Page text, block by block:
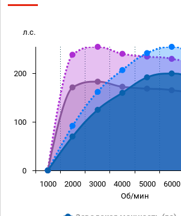
Об/мин
л.с.
1000 2000 3000 4000 5000 6000
0
100
200